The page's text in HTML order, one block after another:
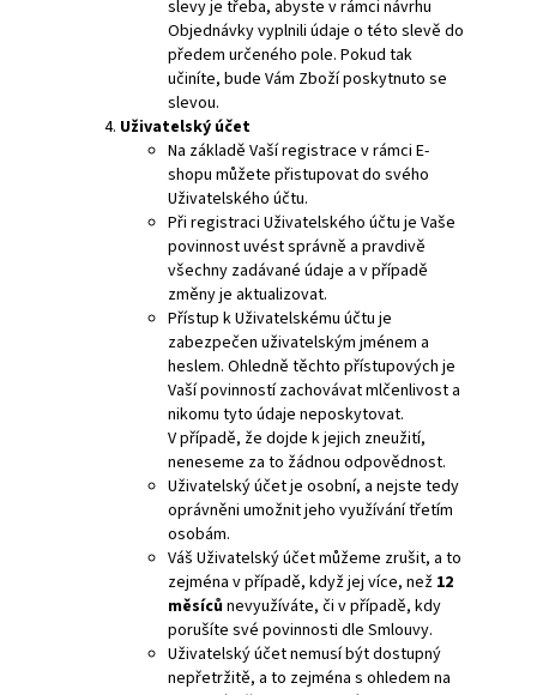
slevy je třeba, abyste v rámci návrhu
Objednávky vyplnili údaje o této slevě do
předem určeného pole. Pokud tak
učiníte, bude Vám Zboží poskytnuto se
slevou.
Uživatelský účet
Na základě Vaší registrace v rámci E-
shopu můžete přistupovat do svého
Uživatelského účtu.
Při registraci Uživatelského účtu je Vaše
povinnost uvést správně a pravdivě
všechny zadávané údaje a v případě
změny je aktualizovat.
Přístup k Uživatelskému účtu je
zabezpečen uživatelským jménem a
heslem. Ohledně těchto přístupových je
Vaší povinností zachovávat mlčenlivost a
nikomu tyto údaje neposkytovat.
V případě, že dojde k jejich zneužití,
neneseme za to žádnou odpovědnost.
Uživatelský účet je osobní, a nejste tedy
oprávněni umožnit jeho využívání třetím
osobám.
Váš Uživatelský účet můžeme zrušit, a to
zejména v případě, když jej více, než 12
měsícůnevyužíváte, či v případě, kdy
porušíte své povinnosti dle Smlouvy.
Uživatelský účet nemusí být dostupný
nepřetržitě, a to zejména s ohledem na